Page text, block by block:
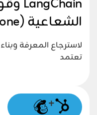
الشعاعية (Pinecone وChroma)
لاسترجاع المعرفة
تعتمد
+